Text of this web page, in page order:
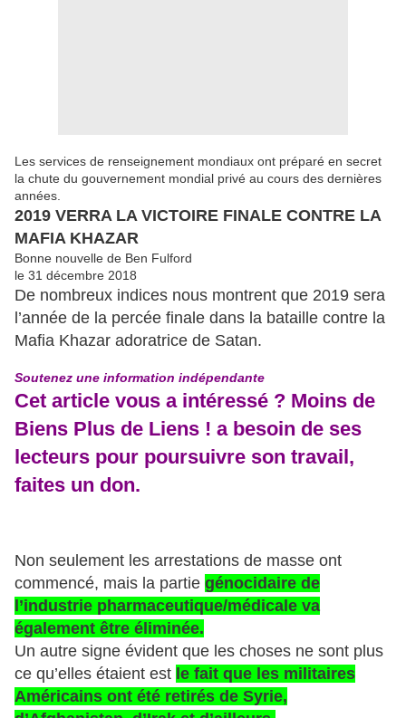
Les services de renseignement mondiaux ont préparé en secret
la chute du gouvernement mondial privé au cours des dernières
années.
2019 VERRA LA VICTOIRE FINALE CONTRE LA
MAFIA KHAZAR
Bonne nouvelle de Ben Fulford
le 31 décembre 2018
De nombreux indices nous montrent que 2019 sera
l’année de la percée finale dans la bataille contre la
Mafia Khazar adoratrice de Satan.
Soutenez une information indépendante
Cet article vous a intéressé ? Moins de
Biens Plus de Liens ! a besoin de ses
lecteurs pour poursuivre son travail,
faites un don.
Non seulement les arrestations de masse ont
commencé, mais la partie génocidaire de
l’industrie pharmaceutique/médicale va
également être éliminée.
Un autre signe évident que les choses ne sont plus
ce qu’elles étaient est le fait que les militaires
Américains ont été retirés de Syrie,